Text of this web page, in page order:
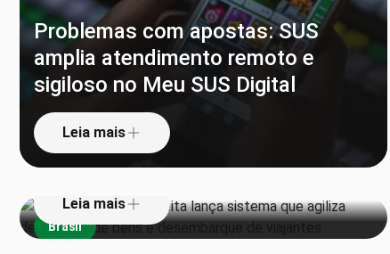
Problemas com apostas: SUS
amplia atendimento remoto e
sigiloso no Meu SUS Digital
Leia mais
Brasil
‘Pula alfândega’: Receita lança
sistema que agiliza declaração de
bens e desembarque de viajantes
Leia mais